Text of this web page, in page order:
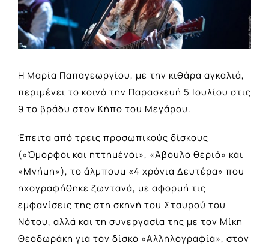
Η Μαρία Παπαγεωργίου, με την κιθάρα αγκαλιά,
περιμένει το κοινό την Παρασκευή 5 Ιουλίου στις
9 το βράδυ στον Κήπο του Μεγάρου.
Έπειτα από τρεις προσωπικούς δίσκους
(«Όμορφοι και ηττημένοι», «Άβουλο θεριό» και
«Μνήμη»), το άλμπουμ «4 χρόνια Δευτέρα» που
ηχογραφήθηκε ζωντανά, με αφορμή τις
εμφανίσεις της στη σκηνή του Σταυρού του
Νότου, αλλά και τη συνεργασία της με τον Μίκη
Θεοδωράκη για τον δίσκο «Αλληλογραφία», στον